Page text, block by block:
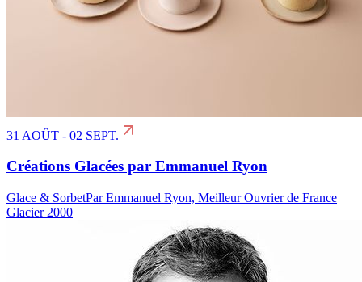
31 AOÛT - 02 SEPT.
Créations Glacées par Emmanuel Ryon
Glace & SorbetPar Emmanuel Ryon, Meilleur Ouvrier de France
Glacier 2000